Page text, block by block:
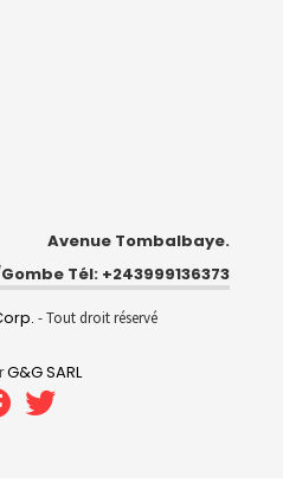
Avenue Tombalbaye.
Tél: +243999136373
- Tout droit réservé
G&G SARL